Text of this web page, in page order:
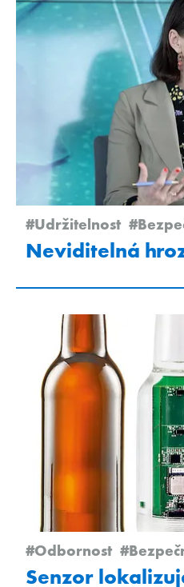
#Udržitelnost
Neviditelná
#Odbornost
Senzor